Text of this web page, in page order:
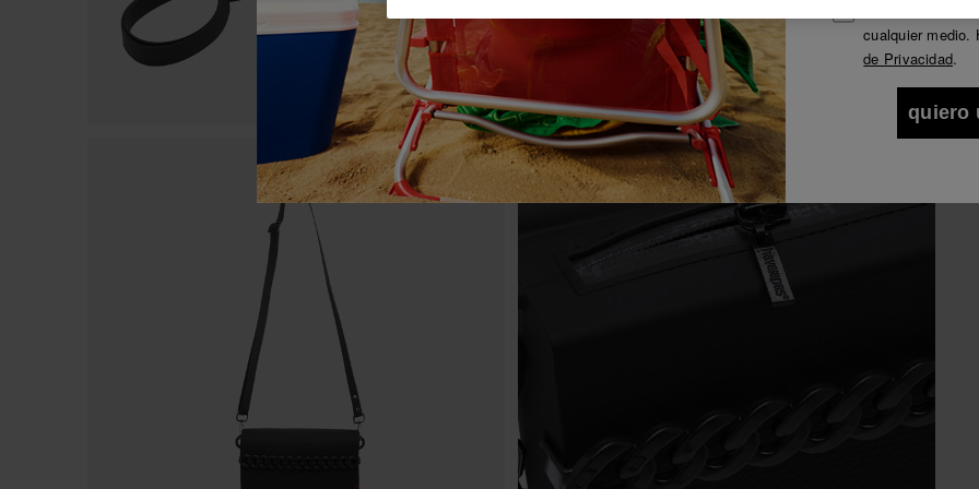
Ver todo
¡10% DTO EN TU 1er PEDIDO!
Únete a Havaianas y disfruta de ventajas exclusivas.
Únete y ahorra -10%.
Únete a Havaianas y disfruta de ventajas exclusivas.
Únete y ahorra -10%.
Deseo recibir
cualquier medio.
de Privacidad.
quiero